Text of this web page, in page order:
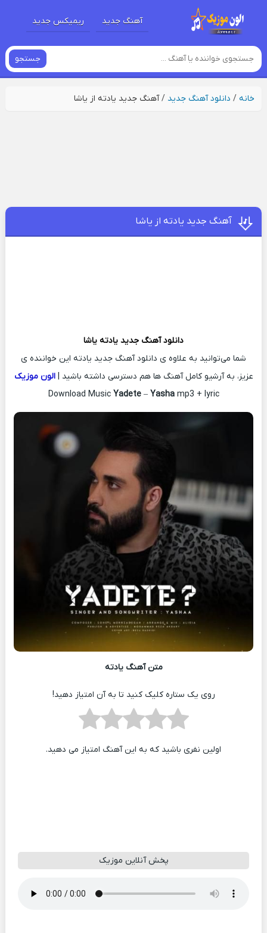
آهنگ جدید ریمیکس جدید
جستجو
خانه/ دانلود آهنگ جدید /آهنگ جدید یادته از یاشا
آهنگ جدید یادته از یاشا
دانلود آهنگ جدید یادته یاشا
شما می‌توانید به علاوه ی دانلود آهنگ جدید یادته این خواننده ی
عزیز، به آرشیو کامل آهنگ ها هم دسترسی داشته باشید |الون موزیک
Download Music Yadete– Yashamp3 + lyric
متن آهنگ یادته
روی یک ستاره کلیک کنید تا به آن امتیاز دهید!
اولین نفری باشید که به این آهنگ امتیاز می دهید.
پخش آنلاین موزیک